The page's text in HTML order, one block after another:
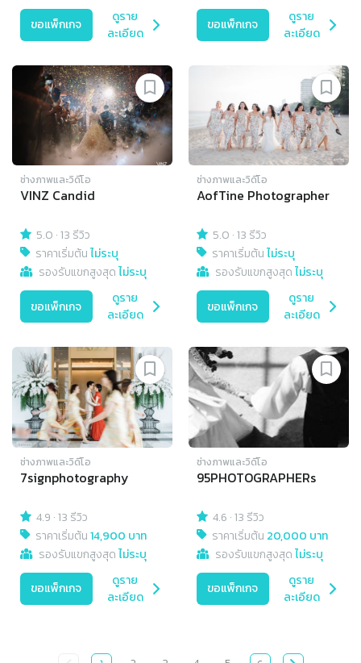
ขอแพ็กเกจ
ดูราย
ละเอียด
ขอแพ็กเกจ
ดูราย
ละเอียด
ช่างภาพและวิดีโอ
VINZ Candid
5.0 ·13 รีวิว
ราคาเริ่มต้นไม่ระบุ
รองรับแขกสูงสุดไม่ระบุ
ขอแพ็กเกจ
ดูราย
ละเอียด
ช่างภาพและวิดีโอ
AofTine Photographer
5.0 ·13 รีวิว
ราคาเริ่มต้นไม่ระบุ
รองรับแขกสูงสุดไม่ระบุ
ขอแพ็กเกจ
ดูราย
ละเอียด
ช่างภาพและวิดีโอ
7signphotography
4.9 ·13 รีวิว
ราคาเริ่มต้น14,900 บาท
รองรับแขกสูงสุดไม่ระบุ
ขอแพ็กเกจ
ดูราย
ละเอียด
ช่างภาพและวิดีโอ
95PHOTOGRAPHERs
4.6 ·13 รีวิว
ราคาเริ่มต้น 20,000 บาท
รองรับแขกสูงสุดไม่ระบุ
ขอแพ็กเกจ
ดูราย
ละเอียด